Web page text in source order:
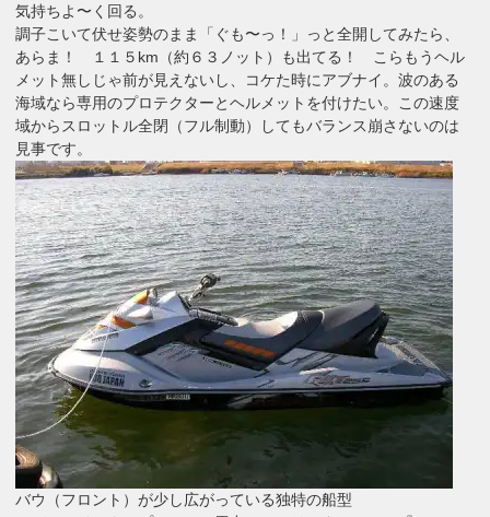
気持ちよ〜く回る。
調子こいて伏せ姿勢のまま「ぐも〜っ！」っと全開してみたら、
あらま！ １１５km（約６３ノット）も出てる！ こらもうヘル
メット無しじゃ前が見えないし、コケた時にアブナイ。波のある
海域なら専用のプロテクターとヘルメットを付けたい。この速度
域からスロットル全閉（フル制動）してもバランス崩さないのは
見事です。
バウ（フロント）が少し広がっている独特の船型